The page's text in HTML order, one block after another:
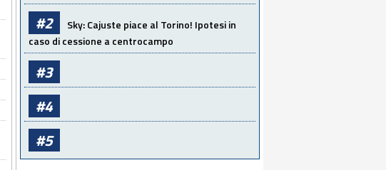
#2
Sky: Cajuste piace al Torino! Ipotesi in
caso di cessione a centrocampo
#3
#4
#5